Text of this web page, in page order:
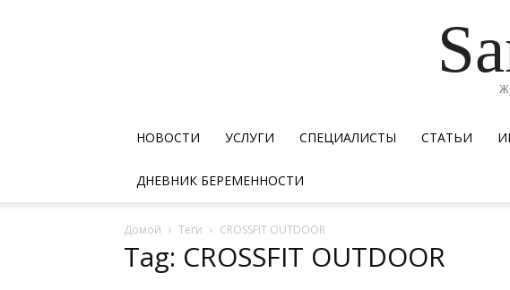
НОВОСТИ УСЛУГИ СПЕЦИАЛИСТЫ СТАТЬИ
ДНЕВНИК БЕРЕМЕННОСТИ
Домой Теги CROSSFIT OUTDOOR
Tag: CROSSFIT OUTDOOR